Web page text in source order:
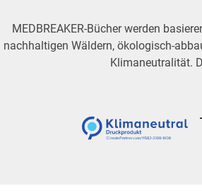
MEDBREAKER-Bücher werden
nachhaltigen Wäldern, ökologisch-
Klimaneutralität.